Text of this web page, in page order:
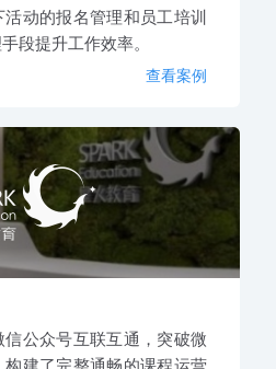
动的报名管理和员工培训
段提升工作效率。
查看案例
公众号互联互通，突破微